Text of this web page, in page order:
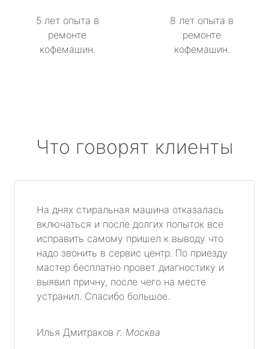
5 лет опыта в
ремонте
кофемашин.
8 лет опыта в
ремонте
кофемашин.
Что говорят клиенты
На днях стиральная машина отказалась
включаться и после долгих попыток все
исправить самому пришел к выводу что
надо звонить в сервис центр. По приезду
мастер бесплатно провет диагностику и
выявил причну, после чего на месте
устранил. Спасибо большое.
Илья Дмитраков г. Москва